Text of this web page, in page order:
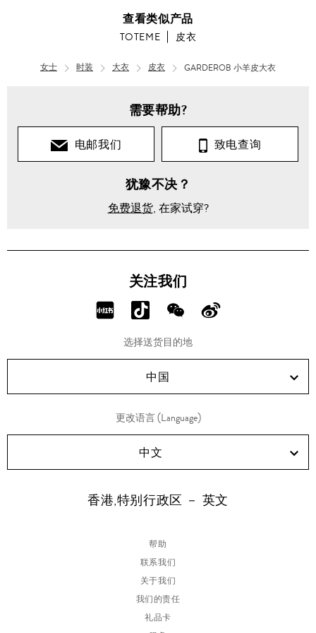
查看类似产品
TOTEME 皮衣
女士 时装 大衣 皮衣 GARDEROB 小羊皮大衣
需要帮助?
电邮我们 致电查询
犹豫不决？
免费退货, 在家试穿?
关注我们
分
RED!
分
享
Douyin!
分
享
WeChat!
分
Weibo!
选择送货目的地
中国
更改语言 (Language)
中文
香港,特别行政区 － 英文
帮助
联系我们
关于我们
我们的责任
礼品卡